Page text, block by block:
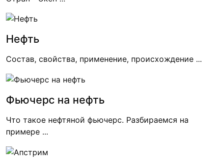
Нефть
Состав, свойства, применение, происхождение ...
Фьючерс на нефть
Что такое нефтяной фьючерс. Разбираемся на
примере ...